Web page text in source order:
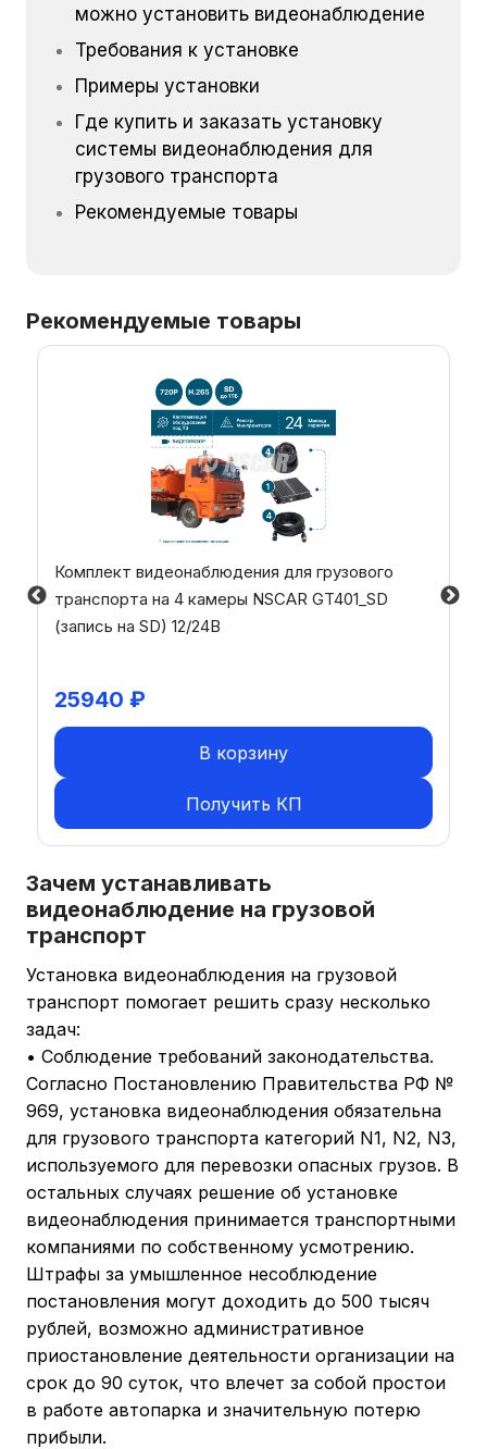
можно установить видеонаблюдение
Требования к установке
Примеры установки
Где купить и заказать установку
системы видеонаблюдения для
грузового транспорта
Рекомендуемые товары
Рекомендуемые товары
Комплект видеонаблюдения для грузового
транспорта на 4 камеры NSCAR GT401_SD
(запись на SD) 12/24В
25940 ₽
В корзину
Получить КП
Зачем устанавливать
видеонаблюдение на грузовой
транспорт
Установка видеонаблюдения на грузовой
транспорт помогает решить сразу несколько
задач:
• Соблюдение требований законодательства.
Согласно Постановлению Правительства РФ №
969, установка видеонаблюдения обязательна
для грузового транспорта категорий N1, N2, N3,
используемого для перевозки опасных грузов. В
остальных случаях решение об установке
видеонаблюдения принимается транспортными
компаниями по собственному усмотрению.
Штрафы за умышленное несоблюдение
постановления могут доходить до 500 тысяч
рублей, возможно административное
приостановление деятельности организации на
срок до 90 суток, что влечет за собой простои
в работе автопарка и значительную потерю
прибыли.